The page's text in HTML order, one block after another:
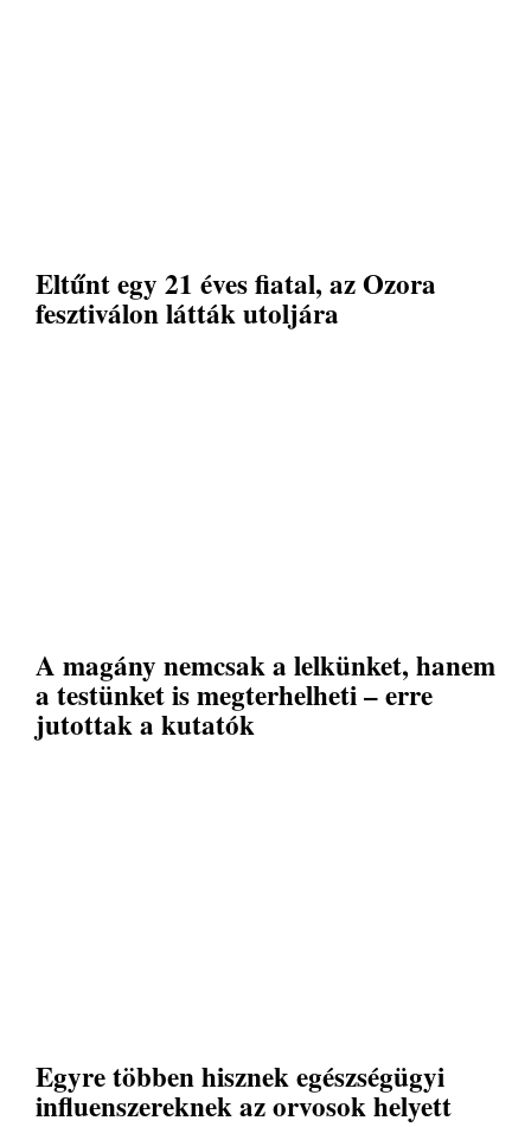
Eltűnt egy 21 éves fiatal, az Ozora
fesztiválon látták utoljára
A magány nemcsak a lelkünket, hanem
a testünket is megterhelheti – erre
jutottak a kutatók
Egyre többen hisznek egészségügyi
influenszereknek az orvosok helyett